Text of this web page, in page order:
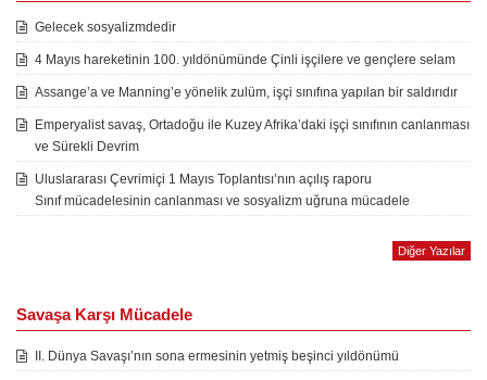
Gelecek sosyalizmdedir
4 Mayıs hareketinin 100. yıldönümünde Çinli işçilere ve gençlere selam
Assange’a ve Manning’e yönelik zulüm, işçi sınıfına yapılan bir saldırıdır
Emperyalist savaş, Ortadoğu ile Kuzey Afrika’daki işçi sınıfının canlanması
ve Sürekli Devrim
Uluslararası Çevrimiçi 1 Mayıs Toplantısı’nın açılış raporu
Sınıf mücadelesinin canlanması ve sosyalizm uğruna mücadele
Diğer Yazılar
Savaşa Karşı Mücadele
II. Dünya Savaşı’nın sona ermesinin yetmiş beşinci yıldönümü